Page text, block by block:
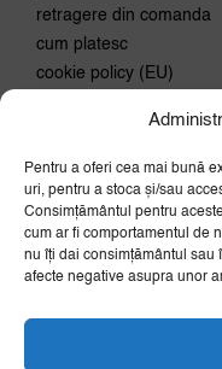
Pentru a oferi cea mai bună
uri, pentru a stoca și/sau
Consimțământul pentru
cum ar fi comportamentul de
nu îți dai consimțământul sau
afecte negative asupra unor
retragere din comanda
cum platesc
cookie policy (EU)
Aboneaza-te la
primeste 10% discount
comanda.